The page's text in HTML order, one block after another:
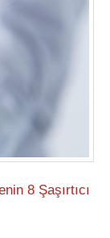
8 Şaşırtıcı